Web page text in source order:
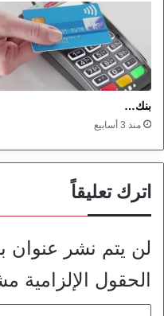
بنك…
منذ 3 أسابيع
اترك تعليقاً
لن يتم نشر عنوان
الحقول الإلزامية